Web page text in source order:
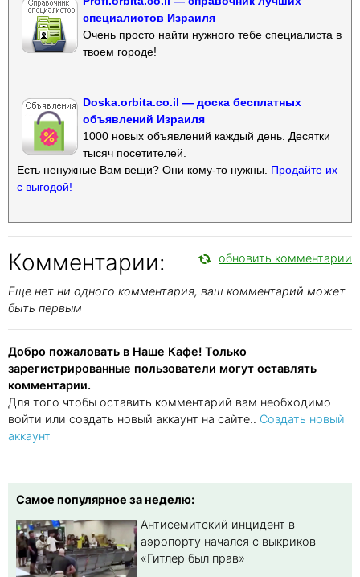
специалистов Израиля
Очень просто найти нужного тебе специалиста в
твоем городе!
Doska.orbita.co.il — доска бесплатных
объявлений Израиля
1000 новых объявлений каждый день. Десятки
тысяч посетителей.
Есть ненужные Вам вещи? Они кому-то нужны. Продайте их
с выгодой!
Комментарии: обновить комментарии
Еще нет ни одного комментария, ваш комментарий может
быть первым
Добро пожаловать в Наше Кафе! Только
зарегистрированные пользователи могут оставлять
комментарии.
Для того чтобы оставить комментарий вам необходимо
войти или создать новый аккаунт на сайте.. Создать новый
аккаунт
Самое популярное за неделю:
Антисемитский инцидент в
аэропорту начался с выкриков
«Гитлер был прав»